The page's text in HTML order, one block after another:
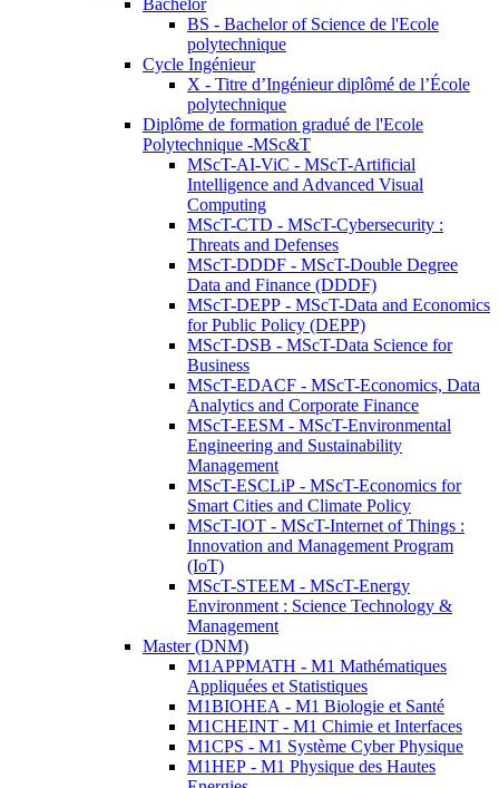
Bachelor
BS - Bachelor of Science de l'Ecole
polytechnique
Cycle Ingénieur
X - Titre d’Ingénieur diplômé de l’École
polytechnique
Diplôme de formation gradué de l'Ecole
Polytechnique -MSc&T
MScT-AI-ViC - MScT-Artificial
Intelligence and Advanced Visual
Computing
MScT-CTD - MScT-Cybersecurity :
Threats and Defenses
MScT-DDDF - MScT-Double Degree
Data and Finance (DDDF)
MScT-DEPP - MScT-Data and Economics
for Public Policy (DEPP)
MScT-DSB - MScT-Data Science for
Business
MScT-EDACF - MScT-Economics, Data
Analytics and Corporate Finance
MScT-EESM - MScT-Environmental
Engineering and Sustainability
Management
MScT-ESCLiP - MScT-Economics for
Smart Cities and Climate Policy
MScT-IOT - MScT-Internet of Things :
Innovation and Management Program
(IoT)
MScT-STEEM - MScT-Energy
Environment : Science Technology &
Management
Master (DNM)
M1APPMATH - M1 Mathématiques
Appliquées et Statistiques
M1BIOHEA - M1 Biologie et Santé
M1CHEINT - M1 Chimie et Interfaces
M1CPS - M1 Système Cyber Physique
M1HEP - M1 Physique des Hautes